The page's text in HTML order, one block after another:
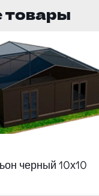
товары
черный 10х10